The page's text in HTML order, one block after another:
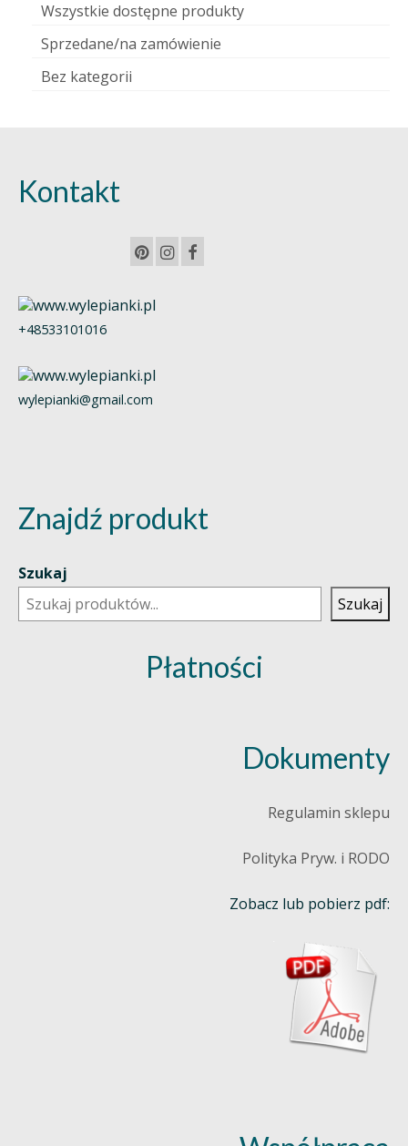
Wszystkie dostępne produkty
Sprzedane/na zamówienie
Bez kategorii
Kontakt
+48533101016
wylepianki@gmail.com
Znajdź produkt
Szukaj
Szukaj
Płatności
Dokumenty
Regulamin sklepu
Polityka Pryw. i RODO
Zobacz lub pobierz pdf: